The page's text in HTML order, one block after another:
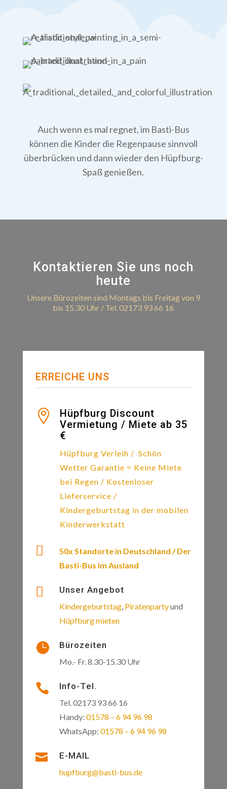
Auch wenn es mal regnet, im Basti-Bus
können die Kinder die Regenpause sinnvoll
überbrücken und dann wieder den Hüpfburg-
Spaß genießen.
Kontaktieren Sie uns noch
heute
Unsere Bürozeiten sind Montags bis Freitag von 9
bis 15.30 Uhr / Tel. 02173 93 66 16
ERREICHE UNS

Hüpfburg Discount
Vermietung / Miete ab 35
€
Hüpfburg Verleih / Schön
Wetter Garantie = Keine Miete
bei Regen / Kostenloser
Lieferservice /
Kindergeburtstag in der mobilen
Kinderwerkstatt

50x Standorte in Deutschland / Der
Basti-Bus im Ausland
 Unser Angebot
Kindergeburtstag, Piratenpartyund
Hüpfburg mieten
 Bürozeiten
Mo.- Fr. 8.30-15.30 Uhr
 Info-Tel.
Tel. 02173 93 66 16
Handy: 01578 – 6 94 96 98
WhatsApp: 01578 – 6 94 96 98
 E-MAIL
hupfburg@basti-bus.de